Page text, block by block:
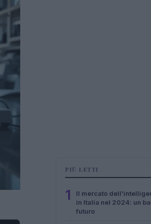
PIÙ LETTI
1
Il mercato
in Italia nel 2024: un
futuro